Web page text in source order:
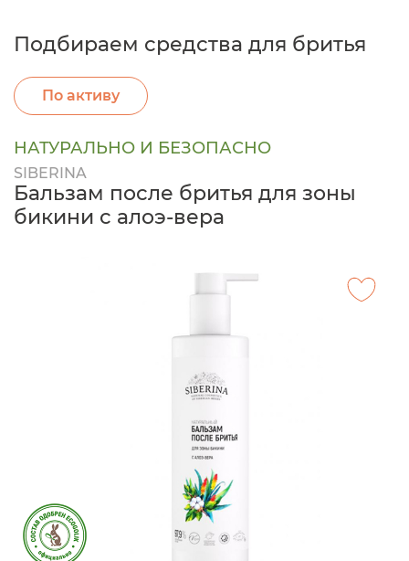
Подбираем средства для бритья
По активу
НАТУРАЛЬНО И БЕЗОПАСНО
SIBERINA
Бальзам после бритья для зоны
бикини с алоэ-вера